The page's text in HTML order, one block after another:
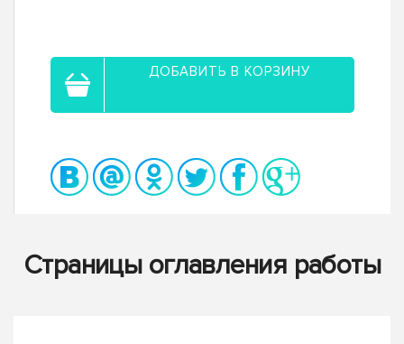
ДОБАВИТЬ В КОРЗИНУ
Страницы оглавления работы